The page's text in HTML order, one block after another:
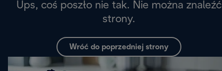
Ups, coś poszło nie tak. Nie można znaleźć
strony.
Wróć do poprzedniej strony